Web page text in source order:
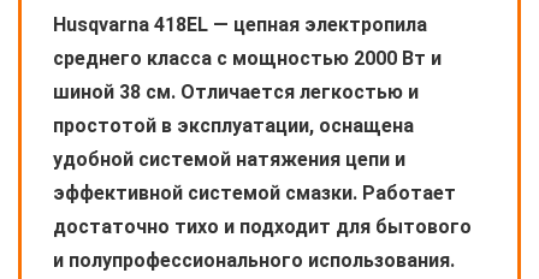
Husqvarna 418EL — цепная электропила
среднего класса с мощностью 2000 Вт и
шиной 38 см. Отличается легкостью и
простотой в эксплуатации, оснащена
удобной системой натяжения цепи и
эффективной системой смазки. Работает
достаточно тихо и подходит для бытового
и полупрофессионального использования.